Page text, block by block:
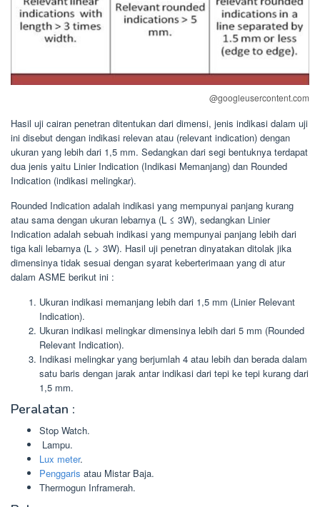
@googleusercontent.com
Hasil uji cairan penetran ditentukan dari dimensi, jenis indikasi dalam uji
ini disebut dengan indikasi relevan atau (relevant indication) dengan
ukuran yang lebih dari 1,5 mm. Sedangkan dari segi bentuknya terdapat
dua jenis yaitu Linier Indication (Indikasi Memanjang) dan Rounded
Indication (indikasi melingkar).
Rounded Indication adalah indikasi yang mempunyai panjang kurang
atau sama dengan ukuran lebarnya (L ≤ 3W), sedangkan Linier
Indication adalah sebuah indikasi yang mempunyai panjang lebih dari
tiga kali lebarnya (L > 3W). Hasil uji penetran dinyatakan ditolak jika
dimensinya tidak sesuai dengan syarat keberterimaan yang di atur
dalam ASME berikut ini :
Ukuran indikasi memanjang lebih dari 1,5 mm (Linier Relevant
Indication).
Ukuran indikasi melingkar dimensinya lebih dari 5 mm (Rounded
Relevant Indication).
Indikasi melingkar yang berjumlah 4 atau lebih dan berada dalam
satu baris dengan jarak antar indikasi dari tepi ke tepi kurang dari
1,5 mm.
Peralatan :
Stop Watch.
Lampu.
Lux meter.
Penggaris atau Mistar Baja.
Thermogun Inframerah.